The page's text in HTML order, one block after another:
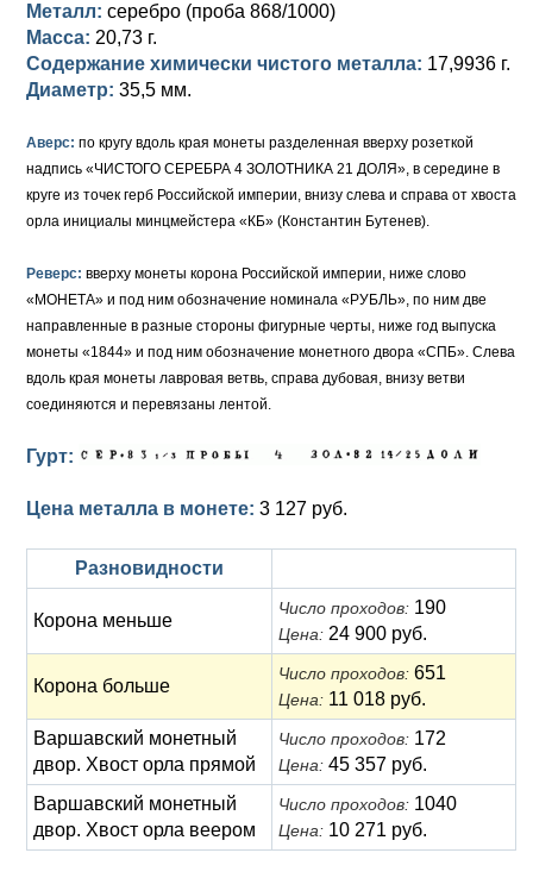
Русско-Польские
Для Польши
Для Грузии
Для Польши
Медь
Серебро
Медь
Для Молдавии и Валахии
Таврические монеты
Елизавета I (1741-1762)
Золото
Медь
Для Пруссии
Альбертусталер
Иоанн Антонович (1740-1741)
Петр II (1727-1730)
Екатерина I (1725-1727)
Серебро
Медь
Для Речи Посполитой
Металл: серебро (проба 868/1000)
Масса: 20,73 г.
Содержание химически чистого металла: 17,9936 г.
Диаметр: 35,5 мм.
Аверс: по кругу вдоль края монеты разделенная вверху розеткой
надпись «ЧИСТОГО СЕРЕБРА 4 ЗОЛОТНИКА 21 ДОЛЯ», в середине в
круге из точек герб Российской империи, внизу слева и справа от хвоста
орла инициалы минцмейстера «КБ» (Константин Бутенев).
Реверс: вверху монеты корона Российской империи, ниже слово
«МОНЕТА» и под ним обозначение номинала «РУБЛЬ», по ним две
направленные в разные стороны фигурные черты, ниже год выпуска
монеты «1844» и под ним обозначение монетного двора «СПБ». Слева
вдоль края монеты лавровая ветвь, справа дубовая, внизу ветви
соединяются и перевязаны лентой.
Гурт:
Цена металла в монете: 3 127 руб.
Разновидности
Корона меньше
Число проходов: 190
Цена: 24 900 руб.
Корона больше
Число проходов: 651
Цена: 11 018 руб.
Варшавский монетный
двор. Хвост орла прямой
Число проходов: 172
Цена: 45 357 руб.
Варшавский монетный
двор. Хвост орла веером
Число проходов: 1040
Цена: 10 271 руб.